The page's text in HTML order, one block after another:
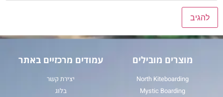
מוצרים מובילים
North Kiteboarding
Mystic Boarding
עמודים מרכזיים באתר
יצירת קשר
בלוג